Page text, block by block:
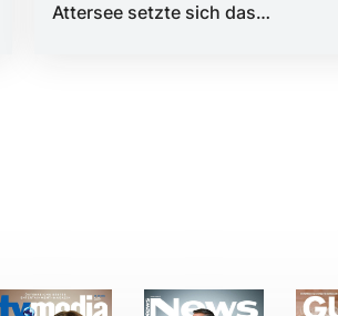
Attersee setzte sich das